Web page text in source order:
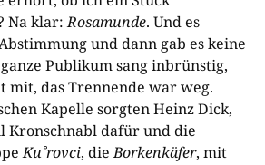
Na klar:Rosamunde. Und es
und dann gab es keine
Publikum sang inbrünstig,
mit, das Trennende war weg.
Kapelle sorgten Heinz Dick,
Kronschnabl dafür und die
Ku˚rovci, dieBorkenkäfer, mit